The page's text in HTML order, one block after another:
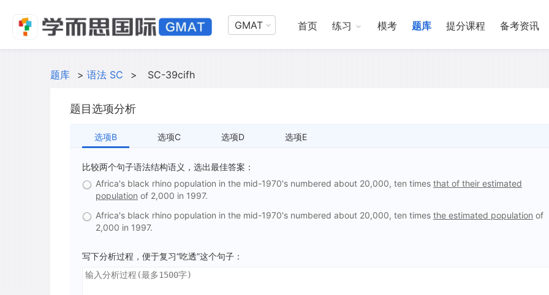
GMAT 首页 练习 模考 题库 提分课程 备考资讯
题库 > 语法 SC > SC-39cifh
题目选项分析
选项B 选项C 选项D 选项E
比较两个句子语法结构语义，选出最佳答案：
Africa's black rhino population in the mid-1970's numbered about 20,000, ten times that of their estimated
population of 2,000 in 1997.
Africa's black rhino population in the mid-1970's numbered about 20,000, ten times the estimated population of
2,000 in 1997.
写下分析过程，便于复习“吃透”这个句子：